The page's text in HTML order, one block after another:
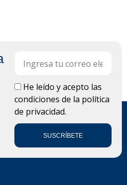
LOPDHe leído y acepto las
condiciones de la política
de privacidad.
SUSCRÍBETE